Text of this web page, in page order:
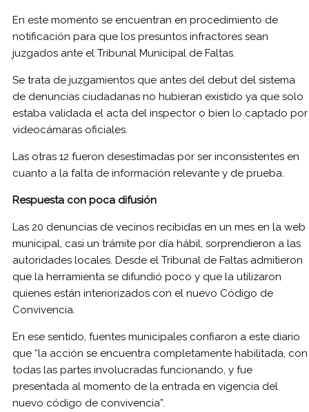
En este momento se encuentran en procedimiento de
notificación para que los presuntos infractores sean
juzgados ante el Tribunal Municipal de Faltas.
Se trata de juzgamientos que antes del debut del sistema
de denuncias ciudadanas no hubieran existido ya que solo
estaba validada el acta del inspector o bien lo captado por
videocámaras oficiales.
Las otras 12 fueron desestimadas por ser inconsistentes en
cuanto a la falta de información relevante y de prueba.
Respuesta con poca difusión
Las 20 denuncias de vecinos recibidas en un mes en la web
municipal, casi un trámite por día hábil, sorprendieron a las
autoridades locales. Desde el Tribunal de Faltas admitieron
que la herramienta se difundió poco y que la utilizaron
quienes están interiorizados con el nuevo Código de
Convivencia.
En ese sentido, fuentes municipales confiaron a este diario
que “la acción se encuentra completamente habilitada, con
todas las partes involucradas funcionando, y fue
presentada al momento de la entrada en vigencia del
nuevo código de convivencia”.